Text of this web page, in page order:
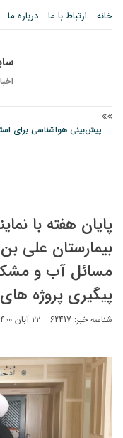
خانه ارتباط با ما درباره ما
پیش‌بینی هواشناسی برای
پایان هفته با
بیمارستان علی
مسائل آب و
پیگیری پروژه
شناسه خبر: 62417 ۲۲ آبان ۱۴۰۰